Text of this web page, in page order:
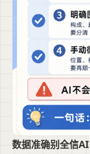
数据准确别全信AI